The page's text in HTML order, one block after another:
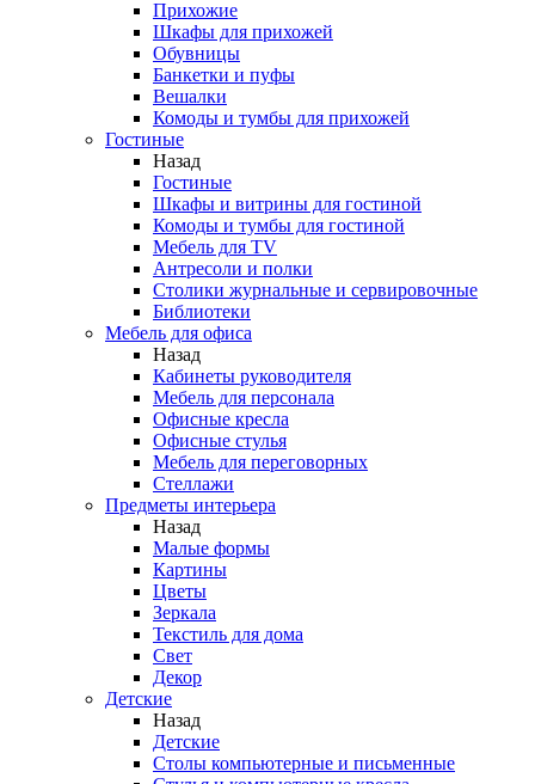
Прихожие
Шкафы для прихожей
Обувницы
Банкетки и пуфы
Вешалки
Комоды и тумбы для прихожей
Гостиные
Назад
Гостиные
Шкафы и витрины для гостиной
Комоды и тумбы для гостиной
Мебель для TV
Антресоли и полки
Столики журнальные и сервировочные
Библиотеки
Мебель для офиса
Назад
Кабинеты руководителя
Мебель для персонала
Офисные кресла
Офисные стулья
Мебель для переговорных
Стеллажи
Предметы интерьера
Назад
Малые формы
Картины
Цветы
Зеркала
Текстиль для дома
Свет
Декор
Детские
Назад
Детские
Столы компьютерные и письменные